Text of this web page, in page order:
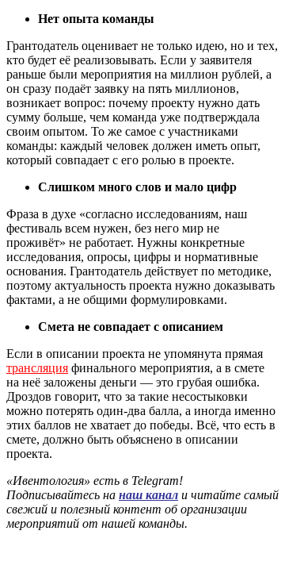
Нет опыта команды
Грантодатель оценивает не только идею, но и тех,
кто будет её реализовывать. Если у заявителя
раньше были мероприятия на миллион рублей, а
он сразу подаёт заявку на пять миллионов,
возникает вопрос: почему проекту нужно дать
сумму больше, чем команда уже подтверждала
своим опытом. То же самое с участниками
команды: каждый человек должен иметь опыт,
который совпадает с его ролью в проекте.
Слишком много слов и мало цифр
Фраза в духе «согласно исследованиям, наш
фестиваль всем нужен, без него мир не
проживёт» не работает. Нужны конкретные
исследования, опросы, цифры и нормативные
основания. Грантодатель действует по методике,
поэтому актуальность проекта нужно доказывать
фактами, а не общими формулировками.
Смета не совпадает с описанием
Если в описании проекта не упомянута прямая
трансляция финального мероприятия, а в смете
на неё заложены деньги — это грубая ошибка.
Дроздов говорит, что за такие несостыковки
можно потерять один-два балла, а иногда именно
этих баллов не хватает до победы. Всё, что есть в
смете, должно быть объяснено в описании
проекта.
«Ивентология» есть в Telegram!
Подписывайтесь на наш канал и читайте самый
свежий и полезный контент об организации
мероприятий от нашей команды.